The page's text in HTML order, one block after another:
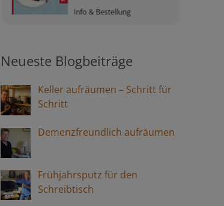
Neueste Blogbeiträge
Keller aufräumen – Schritt für
Schritt
Demenzfreundlich aufräumen
Frühjahrsputz für den
Schreibtisch